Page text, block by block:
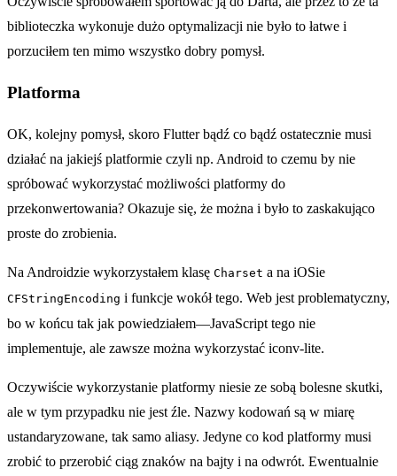
biblioteczka wykonuje dużo optymalizacji nie było to łatwe i
porzuciłem ten mimo wszystko dobry pomysł.
Platforma
OK, kolejny pomysł, skoro Flutter bądź co bądź ostatecznie musi
działać na jakiejś platformie czyli np. Android to czemu by nie
spróbować wykorzystać możliwości platformy do
przekonwertowania? Okazuje się, że można i było to zaskakująco
proste do zrobienia.
Na Androidzie wykorzystałem klasę Charset a na iOSie
CFStringEncoding i funkcje wokół tego. Web jest problematyczny,
bo w końcu tak jak powiedziałem—JavaScript tego nie
implementuje, ale zawsze można wykorzystać iconv-lite.
Oczywiście wykorzystanie platformy niesie ze sobą bolesne skutki,
ale w tym przypadku nie jest źle. Nazwy kodowań są w miarę
ustandaryzowane, tak samo aliasy. Jedyne co kod platformy musi
zrobić to przerobić ciąg znaków na bajty i na odwrót. Ewentualnie